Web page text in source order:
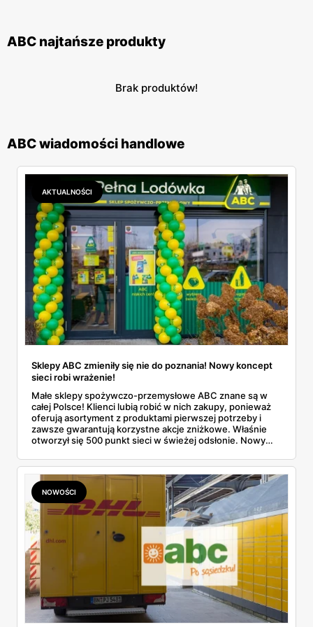
ABC najtańsze produkty
Brak produktów!
ABC wiadomości handlowe
AKTUALNOŚCI
Sklepy ABC zmieniły się nie do poznania! Nowy koncept
sieci robi wrażenie!
Małe sklepy spożywczo-przemysłowe ABC znane są w
całej Polsce! Klienci lubią robić w nich zakupy, ponieważ
oferują asortyment z produktami pierwszej potrzeby i
zawsze gwarantują korzystne akcje zniżkowe. Właśnie
otworzył się 500 punkt sieci w świeżej odsłonie. Nowy
więcej!
NOWOŚCI